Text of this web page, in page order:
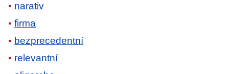
narativ
firma
bezprecedentní
relevantní